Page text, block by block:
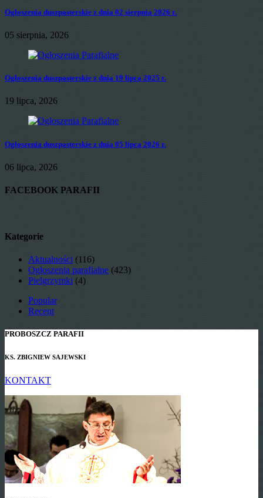
Ogłoszenia duszpasterskie z dnia 02 sierpnia 2026 r.
05 sierpnia, 2026
Ogłoszenia duszpasterskie z dnia 19 lipca 2025 r.
19 lipca, 2026
Ogłoszenia duszpasterskie z dnia 05 lipca 2026 r.
06 lipca, 2026
FACEBOOK PARAFII
Kategorie
Aktualności (116)
Ogłoszenia parafialne (423)
Pielgrzymki (4)
Popular
Recent
PROBOSZCZ PARAFII
KS. ZBIGNIEW SAJEWSKI
KONTAKT